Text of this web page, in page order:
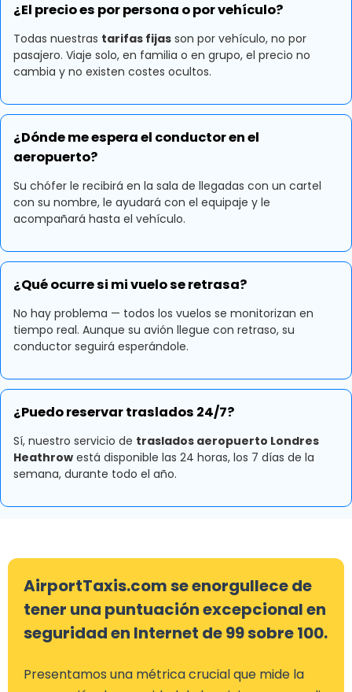
¿El precio es por persona o por vehículo?
Todas nuestras tarifas fijas son por vehículo, no por
pasajero. Viaje solo, en familia o en grupo, el precio no
cambia y no existen costes ocultos.
¿Dónde me espera el conductor en el
aeropuerto?
Su chófer le recibirá en la sala de llegadas con un cartel
con su nombre, le ayudará con el equipaje y le
acompañará hasta el vehículo.
¿Qué ocurre si mi vuelo se retrasa?
No hay problema — todos los vuelos se monitorizan en
tiempo real. Aunque su avión llegue con retraso, su
conductor seguirá esperándole.
¿Puedo reservar traslados 24/7?
Sí, nuestro servicio de traslados aeropuerto Londres
Heathrow está disponible las 24 horas, los 7 días de la
semana, durante todo el año.
AirportTaxis.com se enorgullece de
tener una puntuación excepcional en
seguridad en Internet de 99 sobre 100.
Presentamos una métrica crucial que mide la